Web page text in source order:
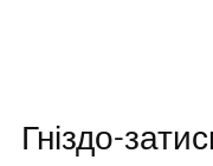
Гніздо-